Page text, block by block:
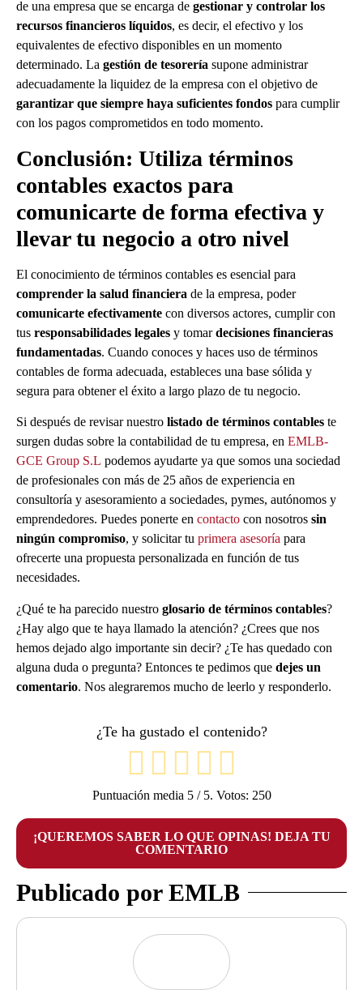
de una empresa que se encarga de gestionar y controlar los
recursos financieros líquidos, es decir, el efectivo y los
equivalentes de efectivo disponibles en un momento
determinado. La gestión de tesorería supone administrar
adecuadamente la liquidez de la empresa con el objetivo de
garantizar que siempre haya suficientes fondos para cumplir
con los pagos comprometidos en todo momento.
Conclusión: Utiliza términos
contables exactos para
comunicarte de forma efectiva y
llevar tu negocio a otro nivel
El conocimiento de términos contables es esencial para
comprender la salud financiera de la empresa, poder
comunicarte efectivamente con diversos actores, cumplir con
tus responsabilidades legales y tomardecisiones financieras
fundamentadas. Cuando conoces y haces uso de términos
contables de forma adecuada, estableces una base sólida y
segura para obtener el éxito a largo plazo de tu negocio.
Si después de revisar nuestro listado de términos contables te
surgen dudas sobre la contabilidad de tu empresa, en EMLB-
GCE Group S.L podemos ayudarte ya que somos una sociedad
de profesionales con más de 25 años de experiencia en
consultoría y asesoramiento a sociedades, pymes, autónomos y
emprendedores. Puedes ponerte en contacto con nosotros sin
ningún compromiso, y solicitar tu primera asesoría para
ofrecerte una propuesta personalizada en función de tus
necesidades.
¿Qué te ha parecido nuestro glosario de términos contables?
¿Hay algo que te haya llamado la atención? ¿Crees que nos
hemos dejado algo importante sin decir? ¿Te has quedado con
alguna duda o pregunta? Entonces te pedimos que dejes un
comentario. Nos alegraremos mucho de leerlo y responderlo.
¿Te ha gustado el contenido?
Puntuación media 5/ 5. Votos: 250
¡QUEREMOS SABER LO QUE OPINAS! DEJA TU
COMENTARIO
Publicado por EMLB